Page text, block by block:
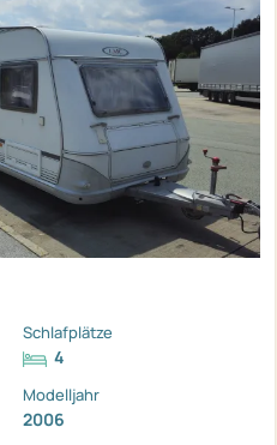
Schlafplätze
4
Modelljahr
2006